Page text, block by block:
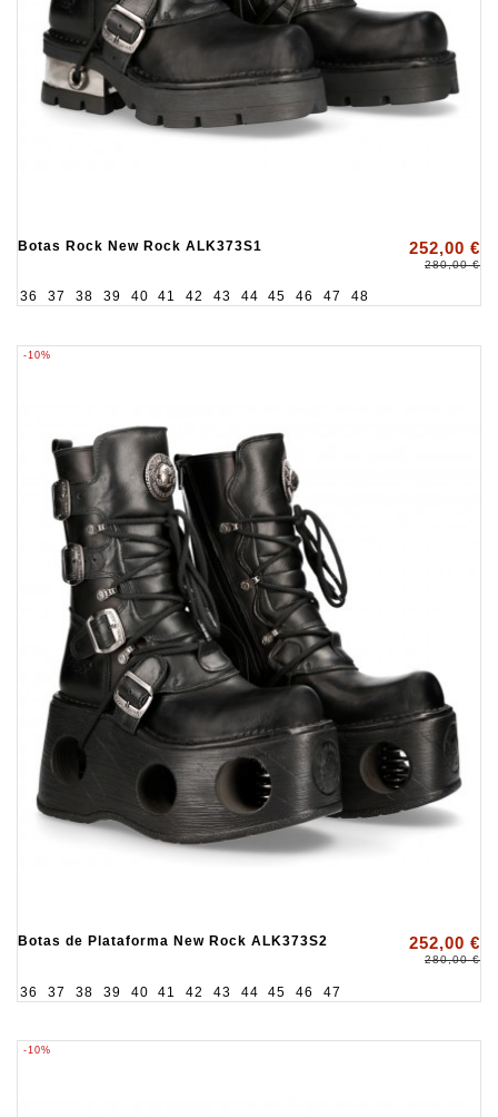
Botas Rock New Rock ALK373S1 252,00 €
280,00 €
36 37 38 39 40 41 42 43 44 45 46 47 48
-10%
Botas de Plataforma New Rock ALK373S2 252,00 €
280,00 €
36 37 38 39 40 41 42 43 44 45 46 47
-10%